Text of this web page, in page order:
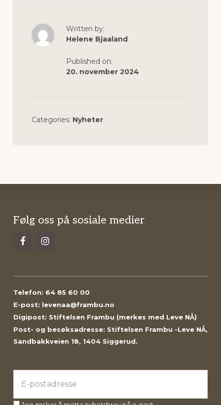
Written by:
Helene Bjaaland
Published on:
20. november 2024
Categories: Nyheter
Footer
Følg oss på sosiale medier
Telefon: 64 85 60 00
E-post: levenaa@frambu.no
Digipost: Stiftelsen Frambu (merkes med Leve NÅ)
Post- og besøksadresse: Stiftelsen Frambu -Leve NÅ,
Sandbakkveien 18, 1404 Siggerud.